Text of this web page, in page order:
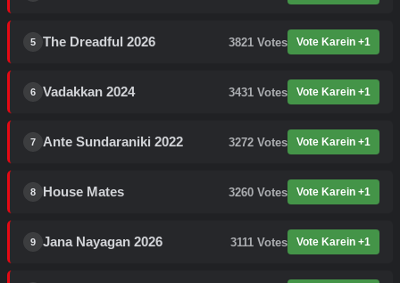
5 The Dreadful 2026 3821 Votes Vote Karein +1
6 Vadakkan 2024 3431 Votes Vote Karein +1
7 Ante Sundaraniki 2022 3272 Votes Vote Karein +1
8 House Mates 3260 Votes Vote Karein +1
9 Jana Nayagan 2026 3111 Votes Vote Karein +1